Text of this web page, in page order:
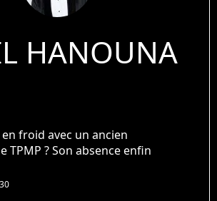
HANOUNA
froid avec un ancien
TPMP ? Son absence enfin